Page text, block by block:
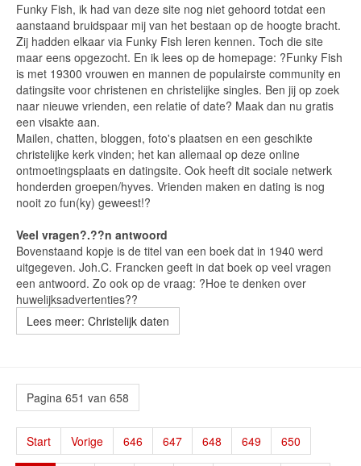
Funky Fish, ik had van deze site nog niet gehoord totdat een
aanstaand bruidspaar mij van het bestaan op de hoogte bracht.
Zij hadden elkaar via Funky Fish leren kennen. Toch die site
maar eens opgezocht. En ik lees op de homepage: ?Funky Fish
is met 19300 vrouwen en mannen de populairste community en
datingsite voor christenen en christelijke singles. Ben jij op zoek
naar nieuwe vrienden, een relatie of date? Maak dan nu gratis
een visakte aan.
Mailen, chatten, bloggen, foto's plaatsen en een geschikte
christelijke kerk vinden; het kan allemaal op deze online
ontmoetingsplaats en datingsite. Ook heeft dit sociale netwerk
honderden groepen/hyves. Vrienden maken en dating is nog
nooit zo fun(ky) geweest!?
Veel vragen?.??n antwoord
Bovenstaand kopje is de titel van een boek dat in 1940 werd
uitgegeven. Joh.C. Francken geeft in dat boek op veel vragen
een antwoord. Zo ook op de vraag: ?Hoe te denken over
huwelijksadvertenties??
Lees meer: Christelijk daten
Pagina 651 van 658
Start Vorige 646 647 648 649 650